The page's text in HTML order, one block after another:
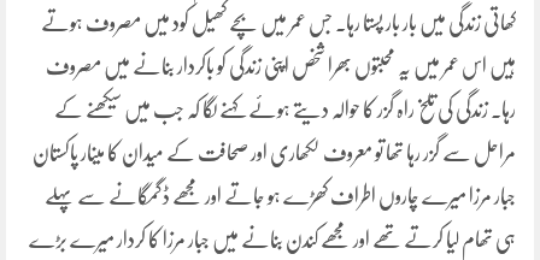
کھاتی زندگی میں بار بار پستا رہا۔ جس عمر میں بچے کھیل کود میں مصروف ہوتے
ہیں اس عمر میں یہ محبتوں بھرا شخص اپنی زندگی کو باکردار بنانے میں مصروف
رہا۔ زندگی کی تلخ راہ گزر کا حوالہ دیتے ہوئے کہنے لگا کہ جب میں سیکھنے کے
مراحل سے گزر رہا تھا تو معروف لکھاری اور صحافت کے میدان کا مینار پاکستان
جبار مرزا میرے چاروں اطراف کھڑے ہو جاتے اور مجھے ڈگمگانے سے پہلے
ہی تھام لیا کرتے تھے اور مجھے کندن بنانے میں جبار مرزا کا کردار میرے بڑے